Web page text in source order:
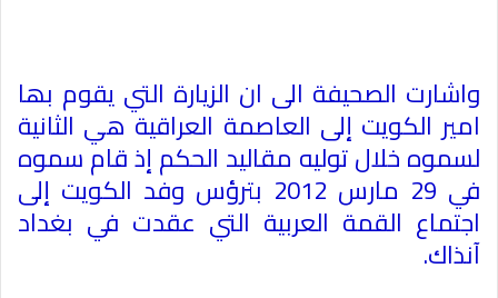
واشارت الصحيفة الى ان الزیارة التي یقوم بھا
امير الكويت إلى العاصمة العراقیة ھي الثانیة
لسموه خلال توليه مقالید الحكم إذ قام سموه
في 29 مارس 2012 بترؤس وفد الكویت إلى
اجتماع القمة العربیة التي عقدت في بغداد
آنذاك.